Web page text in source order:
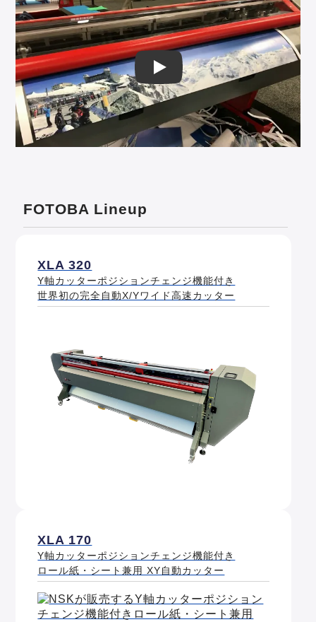
Play: Keynote (Google I/O '18)
FOTOBA Lineup
XLA 320
Y軸カッターポジションチェンジ機能付き
世界初の完全自動X/Yワイド高速カッター
XLA 170
Y軸カッターポジションチェンジ機能付き
ロール紙・シート兼用 XY自動カッター